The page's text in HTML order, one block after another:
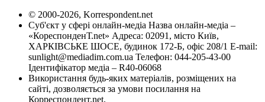
© 2000-2026, Korrespondent.net
Суб'єкт у сфері онлайн-медіа Назва онлайн-медіа –
«КореспонденТ.net» Адреса: 02091, місто Київ,
ХАРКІВСЬКЕ ШОСЕ, будинок 172-Б, офіс 208/1 E-mail:
sunlight@mediadim.com.ua Телефон: 044-205-43-00
Ідентифікатор медіа – R40-06068
Використання будь-яких матеріалів, розміщених на
сайті, дозволяється за умови посилання на
Корреспондент.net.